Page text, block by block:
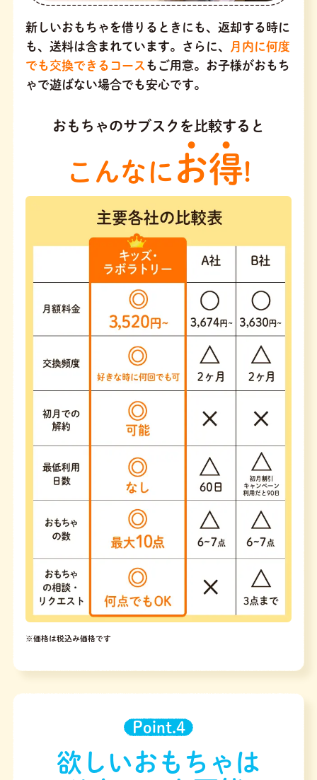
新しいおもちゃを借りるときにも、返却する時に
も、送料は含まれています。さらに、
月内に何度
でも交換できるコース もご用意。お子様がおもち
ゃで遊ばない場合でも安心です。
おもちゃのサブスクを比較すると
こんなに お得!
※価格は税込み価格です
Point.4
欲しいおもちゃは